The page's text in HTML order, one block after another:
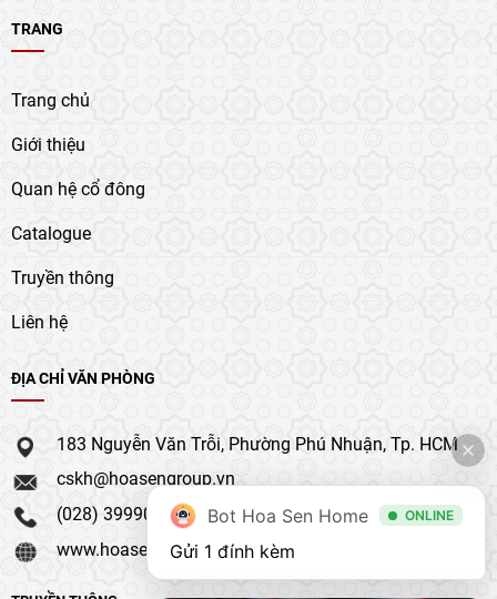
TRANG
Trang chủ
Giới thiệu
Quan hệ cổ đông
Catalogue
Truyền thông
Liên hệ
ĐỊA CHỈ VĂN PHÒNG
183 Nguyễn Văn Trỗi, Phường Phú Nhuận, Tp. HCM
cskh@hoasengroup.vn
(028) 39990 111
www.hoasengroup.vn
Bot Hoa Sen Home ONLINE
Gửi 1 đính kèm